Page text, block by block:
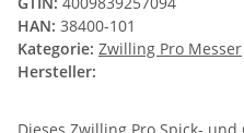
HAN: 38400-101
Kategorie: Zwilling Pro Messer
Hersteller: